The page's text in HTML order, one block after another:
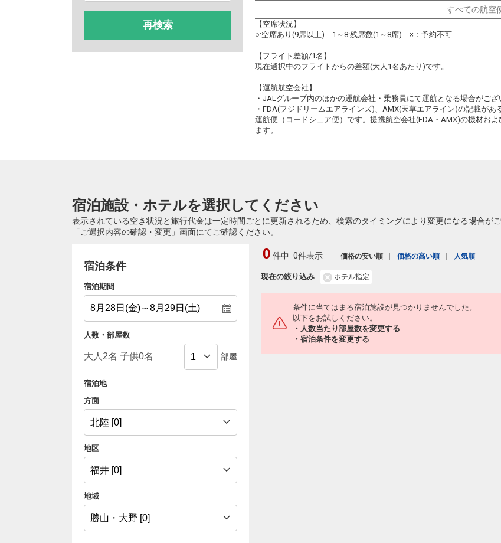
再検索
すべての航空
【空席状況】
○:空席あり(9席以上) 1～8:残席数(1～8席) ×：予約不可
【フライト差額/1名】
現在選択中のフライトからの差額(大人1名あたり)です。
【運航航空会社】
・JALグループ内のほかの運航会社・乗務員にて運航となる場合がござ
・FDA(フジドリームエアラインズ)、AMX(天草エアライン)の記載が
運航便（コードシェア便）です。提携航空会社(FDA・AMX)の機材お
ます。
宿泊施設・ホテルを選択してください
表示されている空き状況と旅行代金は一定時間ごとに更新されるため、検索のタイミングにより変更になる場合が
「ご選択内容の確認・変更」画面にてご確認ください。
宿泊条件
宿泊期間
人数・部屋数
部屋
宿泊地
方面
地区
地域
現在の絞り込み ホテル指定
0 件中 0件表示 価格の安い順 価格の高い順 人気順
条件に当てはまる宿泊施設が見つかりませんでした。
以下をお試しください。
・人数当たり部屋数を変更する
・宿泊条件を変更する